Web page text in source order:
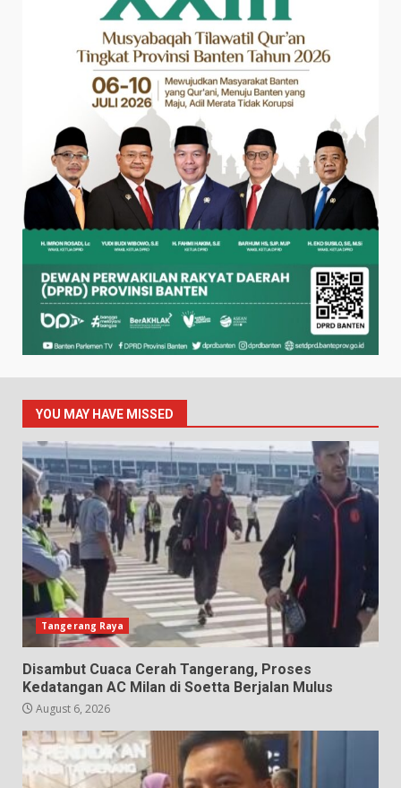
YOU MAY HAVE MISSED
Tangerang Raya
Disambut Cuaca Cerah Tangerang, Proses
Kedatangan AC Milan di Soetta Berjalan Mulus
August 6, 2026